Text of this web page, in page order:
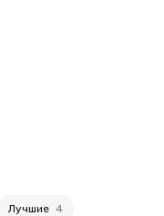
Лучшие 4